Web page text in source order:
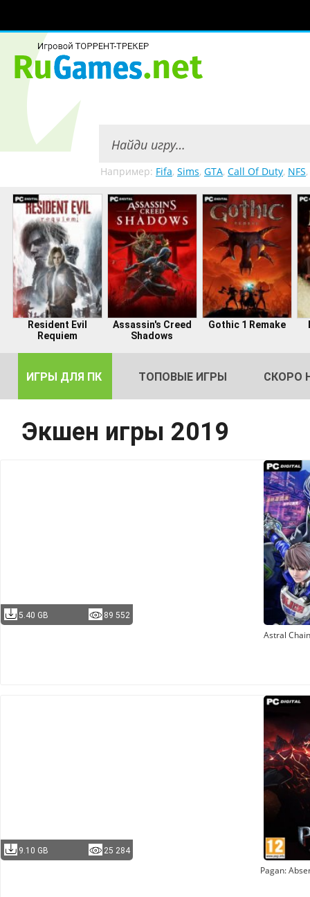
Например: Fifa, Sims, GTA, Call Of Duty, NFS,
Resident Evil
Requiem
Assassin's Creed
Shadows
Gothic 1 Remake
ИГРЫ ДЛЯ ПК ТОПОВЫЕ ИГРЫ СКОРО
Экшен игры 2019
5.40 GB 89 552
Astral
9.10 GB 25 284
Pagan: